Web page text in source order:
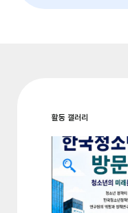
활동 갤러리